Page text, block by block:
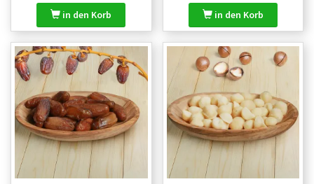
in den Korb in den Korb